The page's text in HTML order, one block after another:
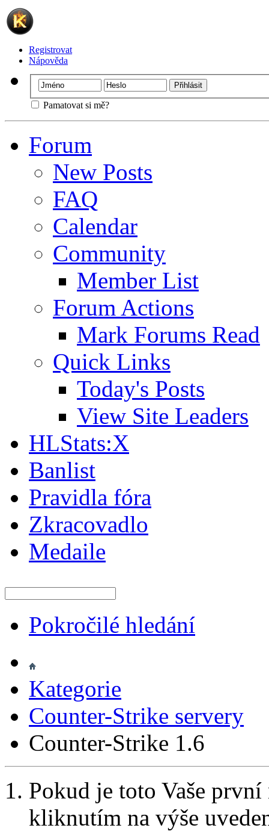
Registrovat
Nápověda
Pamatovat si mě?
Forum
New Posts
FAQ
Calendar
Community
Member List
Forum Actions
Mark Forums Read
Quick Links
Today's Posts
View Site Leaders
HLStats:X
Banlist
Pravidla fóra
Zkracovadlo
Medaile
Pokročilé hledání
Kategorie
Counter-Strike servery
Counter-Strike 1.6
Pokud je toto Vaše
kliknutím na výše